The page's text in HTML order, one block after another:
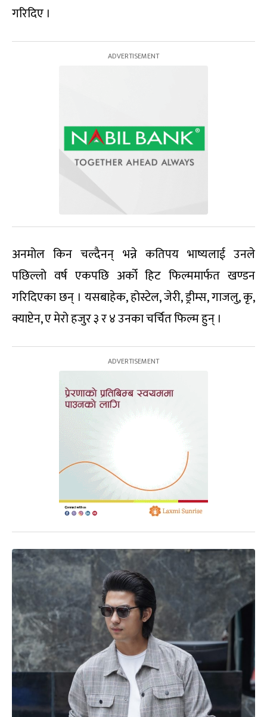
गरिदिए ।
अनमोल किन चल्दैनन् भन्ने कतिपय भाष्यलाई उनले
पछिल्लो वर्ष एकपछि अर्को हिट फिल्ममार्फत खण्डन
गरिदिएका छन् । यसबाहेक, होस्टेल, जेरी, ड्रीम्स, गाजलु, कृ,
क्याप्टेन, ए मेरो हजुर ३ र ४ उनका चर्चित फिल्म हुन् ।